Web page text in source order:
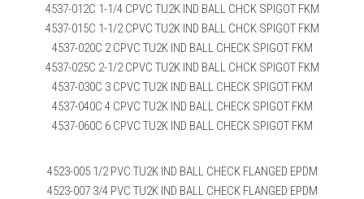
4537-012C 1-1/4 CPVC TU2K IND BALL CHCK SPIGOT FKM
4537-015C 1-1/2 CPVC TU2K IND BALL CHCK SPIGOT FKM
4537-020C 2 CPVC TU2K IND BALL CHECK SPIGOT FKM
4537-025C 2-1/2 CPVC TU2K IND BALL CHCK SPIGOT FKM
4537-030C 3 CPVC TU2K IND BALL CHECK SPIGOT FKM
4537-040C 4 CPVC TU2K IND BALL CHECK SPIGOT FKM
4537-060C 6 CPVC TU2K IND BALL CHECK SPIGOT FKM
4523-005 1/2 PVC TU2K IND BALL CHECK FLANGED EPDM
4523-007 3/4 PVC TU2K IND BALL CHECK FLANGED EPDM